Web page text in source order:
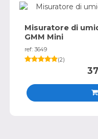
Misuratore di
GMM Mini
ref: 3649
(2)